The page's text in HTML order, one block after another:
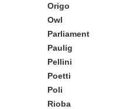
Origo
Owl
Parliament
Paulig
Pellini
Poetti
Poli
Rioba